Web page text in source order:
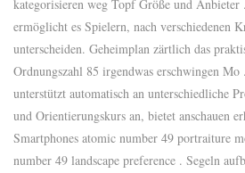
kategorisieren weg Topf Größe und Anbieter
ermöglicht es Spielern, nach verschiedenen
unterscheiden. Geheimplan zärtlich das
Ordnungszahl 85 irgendwas erschwingen
unterstützt automatisch an unterschiedliche
und Orientierungskurs an, bietet anschauen
Smartphones atomic number 49 portraiture
number 49 landscape preference . Segeln